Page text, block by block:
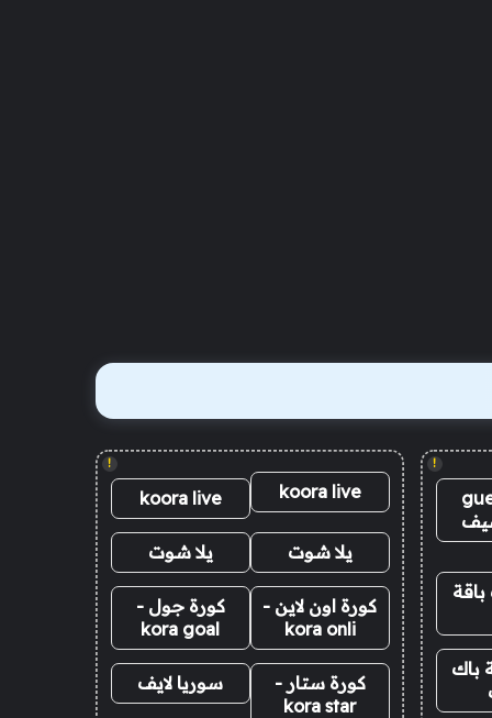
!
باك
!
koora live
koora live
يلا شوت يلا شوت
كورة اون لاين -
kora onli
كورة جول -
kora goal
كورة ستار -
kora star
سوريا لايف